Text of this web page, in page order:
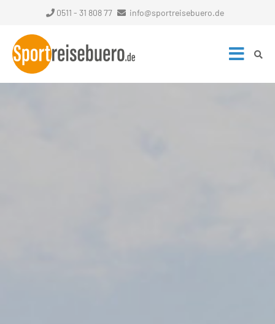
0511 - 31 808 77 info@sportreisebuero.de